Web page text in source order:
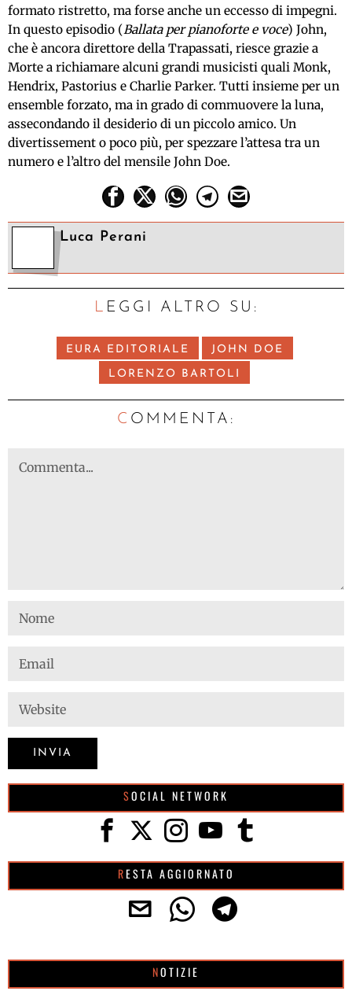
formato ristretto, ma forse anche un eccesso di impegni.
In questo episodio (Ballata per pianoforte e voce) John,
che è ancora direttore della Trapassati, riesce grazie a
Morte a richiamare alcuni grandi musicisti quali Monk,
Hendrix, Pastorius e Charlie Parker. Tutti insieme per un
ensemble forzato, ma in grado di commuovere la luna,
assecondando il desiderio di un piccolo amico. Un
divertissement o poco più, per spezzare l’attesa tra un
numero e l’altro del mensile John Doe.
Luca Perani
LEGGI ALTRO SU:
EURA EDITORIALE JOHN DOE
LORENZO BARTOLI
C OMMENTA:
SOCIAL NETWORK
RESTA AGGIORNATO
NOTIZIE